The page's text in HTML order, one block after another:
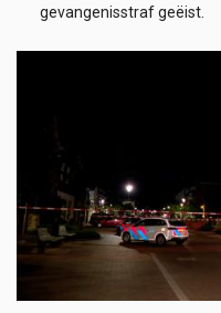
gevangenisstraf geëist.